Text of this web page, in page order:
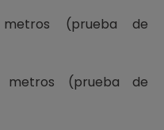
(prueba de
metros (prueba de